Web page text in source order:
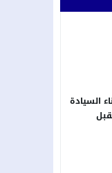
السيادة